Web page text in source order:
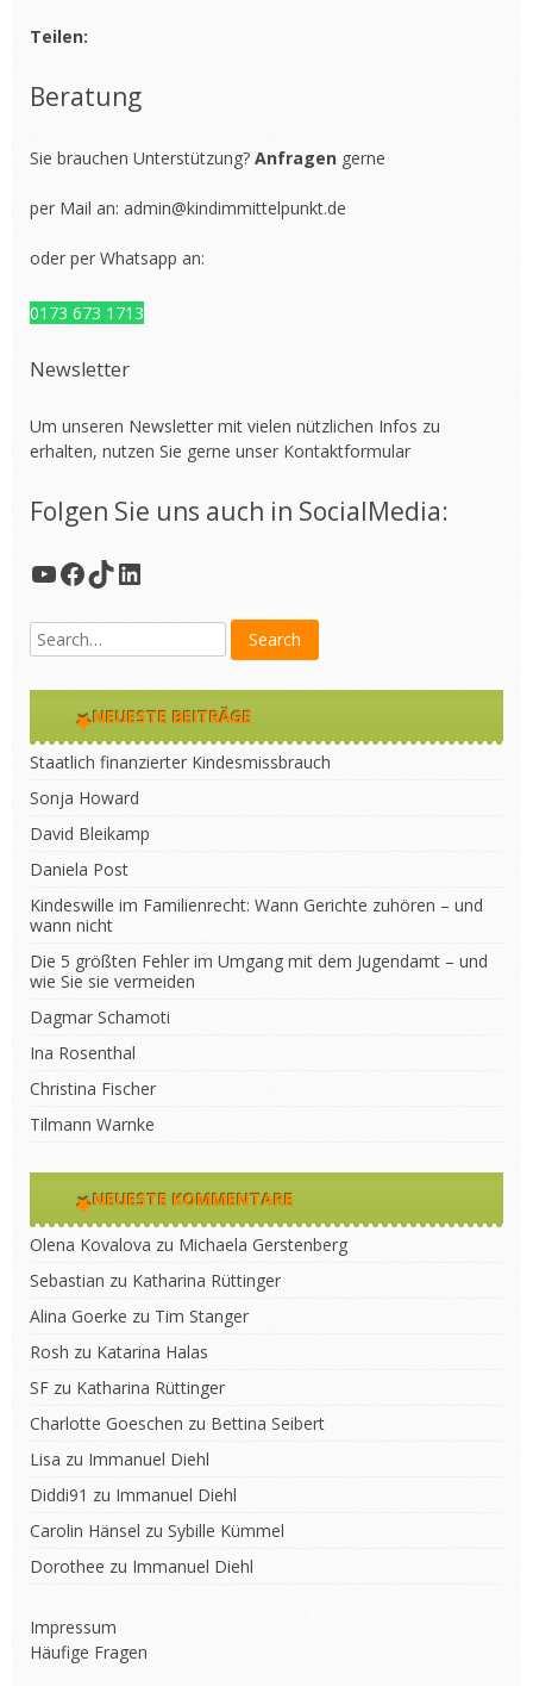
Teilen:
Beratung
Sie brauchen Unterstützung? Anfragen gerne
per Mail an: admin@kindimmittelpunkt.de
oder per Whatsapp an:
0173 673 1713
Newsletter
Um unseren Newsletter mit vielen nützlichen Infos zu
erhalten, nutzen Sie gerne unser Kontaktformular
Folgen Sie uns auch in SocialMedia:
YouTube
Facebook
TikTok
LinkedIn
NEUESTE BEITRÄGE
Staatlich finanzierter Kindesmissbrauch
Sonja Howard
David Bleikamp
Daniela Post
Kindeswille im Familienrecht: Wann Gerichte zuhören – und
wann nicht
Die 5 größten Fehler im Umgang mit dem Jugendamt – und
wie Sie sie vermeiden
Dagmar Schamoti
Ina Rosenthal
Christina Fischer
Tilmann Warnke
NEUESTE KOMMENTARE
Olena Kovalova zu Michaela Gerstenberg
Sebastian zu Katharina Rüttinger
Alina Goerke zu Tim Stanger
Rosh zu Katarina Halas
SF zu Katharina Rüttinger
Charlotte Goeschen zu Bettina Seibert
Lisa zu Immanuel Diehl
Diddi91 zu Immanuel Diehl
Carolin Hänsel zu Sybille Kümmel
Dorothee zu Immanuel Diehl
Impressum
Häufige Fragen